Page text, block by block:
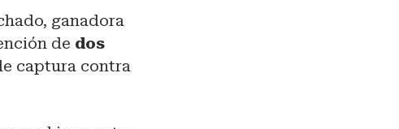
ganadora
de dos
captura contra